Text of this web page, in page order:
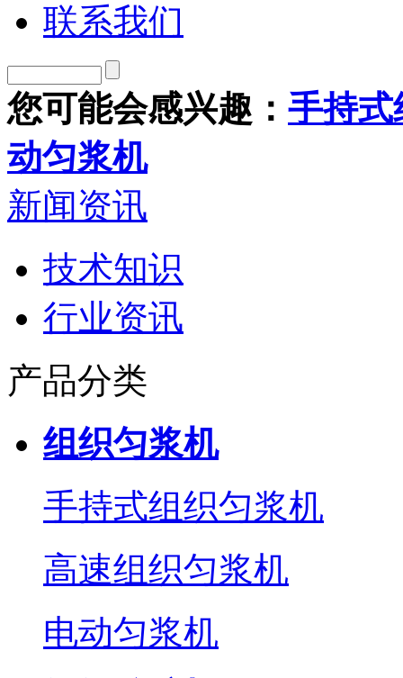
联系我们
您可能会感兴趣： 手持式
动匀浆机
新闻资讯
技术知识
行业资讯
产品分类
组织匀浆机
手持式组织匀浆机
高速组织匀浆机
电动匀浆机